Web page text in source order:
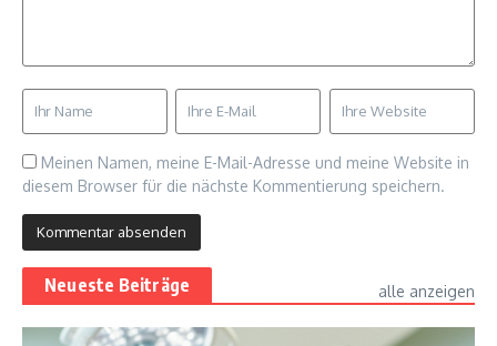
Meinen Namen, meine E-Mail-Adresse und meine Website in
diesem Browser für die nächste Kommentierung speichern.
Neueste Beiträge alle anzeigen